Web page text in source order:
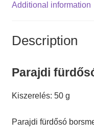
Additional information
Description
Parajdi
Kiszerelés: 50 g
Parajdi fürdősó